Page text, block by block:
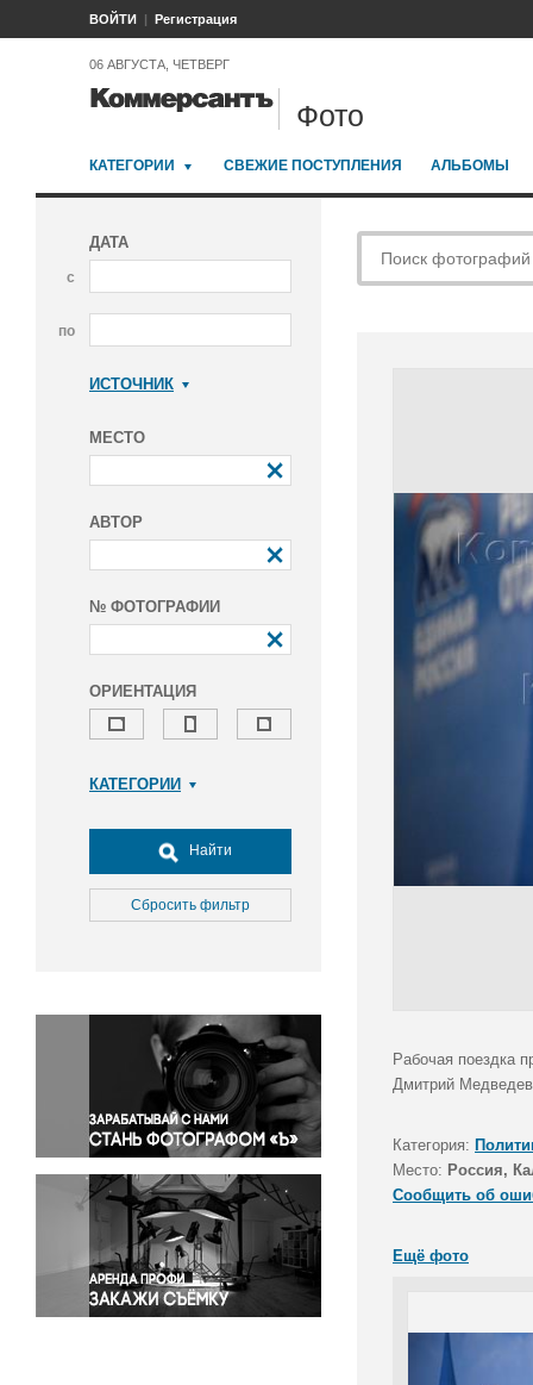
ВОЙТИ Регистрация
06 АВГУСТА, ЧЕТВЕРГ
Фото
КАТЕГОРИИ СВЕЖИЕ ПОСТУПЛЕНИЯ АЛЬБОМЫ
ДАТА
с
по
ИСТОЧНИК
МЕСТО
АВТОР
№ ФОТОГРАФИИ
ОРИЕНТАЦИЯ
КАТЕГОРИИ
Досуг, туризм и отдых
Культура
Медицина
Окружающая среда
Политика
Правосудие
Происшествия и конфликты
Религия
Светская жизнь
Спорт
Экология
Экономика и бизнес
Найти
Сбросить фильтр
Рабочая поездка
Дмитрий Медведев
Категория:
Место: Россия,
Сообщить об
Ещё фото